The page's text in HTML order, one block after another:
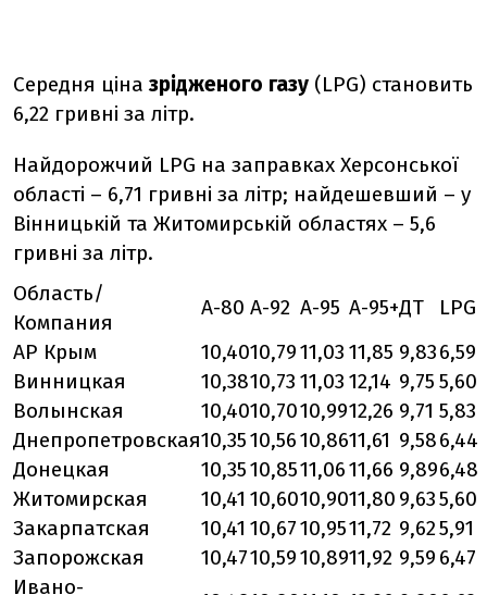
Середня ціна зрідженого газу (LPG) становить
6,22 гривні за літр.
Найдорожчий LPG на заправках Херсонської
області – 6,71 гривні за літр; найдешевший – у
Вінницькій та Житомирській областях – 5,6
гривні за літр.
Область/
Компания
А-80 А-92 А-95 А-95+ДТ
LPG
АР Крым
10,4010,7911,03 11,85 9,836,59
Винницкая
10,3810,73 11,03 12,14 9,75 5,60
Волынская
10,4010,7010,9912,26 9,71 5,83
Днепропетровская10,3510,5610,8611,61 9,586,44
Донецкая
10,3510,8511,0611,66 9,896,48
Житомирская
10,41 10,6010,9011,80 9,635,60
Закарпатская
10,41 10,6710,9511,72 9,625,91
Запорожская
10,4710,5910,8911,92 9,59 6,47
Ивано-